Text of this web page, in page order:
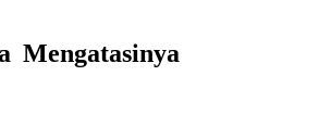
Mengatasinya